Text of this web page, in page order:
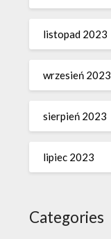
listopad 2023
wrzesień 2023
sierpień 2023
lipiec 2023
Categories